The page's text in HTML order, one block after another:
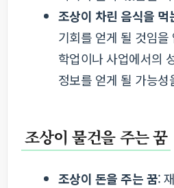
조상이 차린 음식을 먹
기회를 얻게 될 것임
학업이나 사업에서의
정보를 얻게 될 가능성
조상이 물건을 주는 꿈
조상이 돈을 주는 꿈: